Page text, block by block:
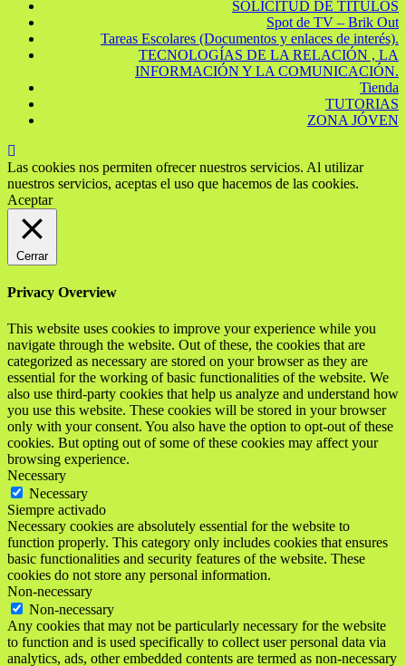
SOLICITUD DE TÍTULOS
Spot de TV – Brik Out
Tareas Escolares (Documentos y enlaces de interés).
TECNOLOGÍAS DE LA RELACIÓN , LA
INFORMACIÓN Y LA COMUNICACIÓN.
Tienda
TUTORIAS
ZONA JÓVEN
Las cookies nos permiten ofrecer nuestros servicios. Al utilizar
nuestros servicios, aceptas el uso que hacemos de las cookies.
Aceptar
Cerrar
Privacy Overview
This website uses cookies to improve your experience while you
navigate through the website. Out of these, the cookies that are
categorized as necessary are stored on your browser as they are
essential for the working of basic functionalities of the website. We
also use third-party cookies that help us analyze and understand how
you use this website. These cookies will be stored in your browser
only with your consent. You also have the option to opt-out of these
cookies. But opting out of some of these cookies may affect your
browsing experience.
Necessary
Necessary
Siempre activado
Necessary cookies are absolutely essential for the website to
function properly. This category only includes cookies that ensures
basic functionalities and security features of the website. These
cookies do not store any personal information.
Non-necessary
Non-necessary
Any cookies that may not be particularly necessary for the website
to function and is used specifically to collect user personal data via
analytics, ads, other embedded contents are termed as non-necessary